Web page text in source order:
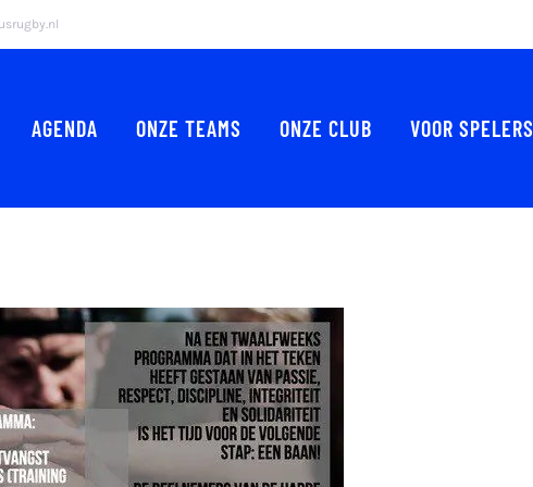
AGENDA ONZE TEAMS ONZE CLUB VOOR SPELERS